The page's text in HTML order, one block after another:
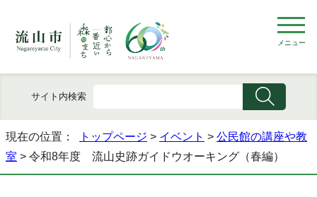
メニュー
サイト内検索
現在の位置： トップページ > イベント > 公民館の講座や教
室 > 令和8年度 流山史跡ガイドウオーキング（春編）